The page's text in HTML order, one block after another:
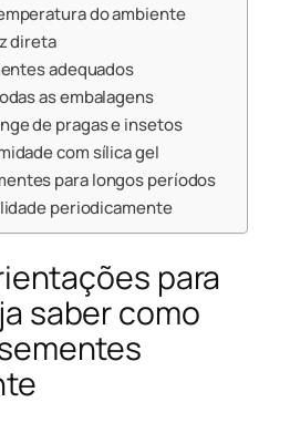
do ambiente
direta
adequados
as embalagens
de pragas e insetos
com sílica gel
para longos períodos
periodicamente
para
saber como